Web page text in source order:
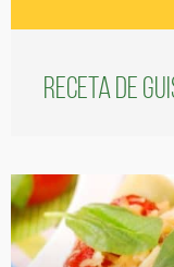
Receta de